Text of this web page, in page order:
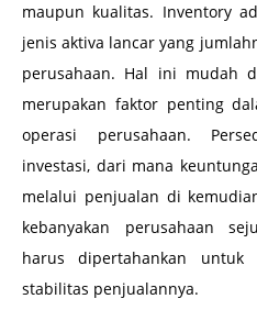
maupun kualitas. Inventory
jenis aktiva lancar yang
perusahaan. Hal ini mudah
merupakan faktor penting
operasi perusahaan.
investasi, dari mana
melalui penjualan di
kebanyakan perusahaan
harus dipertahankan untuk
stabilitas penjualannya.